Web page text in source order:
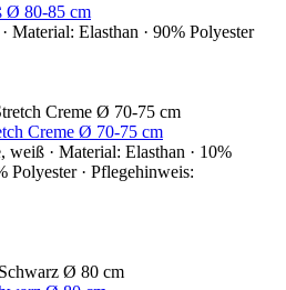
Ø 80-85 cm
Material: Elasthan · 90% Polyester
Creme Ø 70-75 cm
weiß · Material: Elasthan · 10%
Polyester · Pflegehinweis: